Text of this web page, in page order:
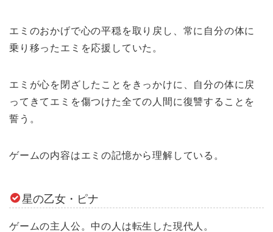
エミのおかげで心の平穏を取り戻し、常に自分の体に
乗り移ったエミを応援していた。
エミが心を閉ざしたことをきっかけに、自分の体に戻
ってきてエミを傷つけた全ての人間に復讐することを
誓う。
ゲームの内容はエミの記憶から理解している。
星の乙女・ピナ
ゲームの主人公。中の人は転生した現代人。